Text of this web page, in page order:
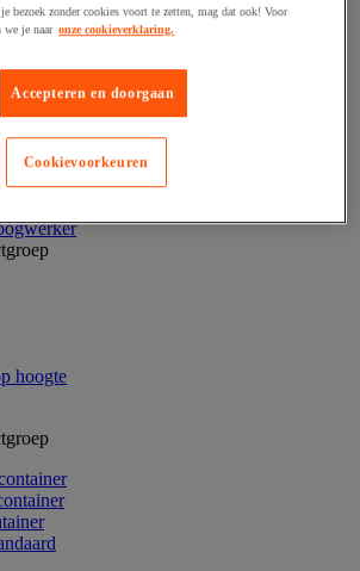
hoogte
bezoek zonder cookies voort te zetten, mag dat ook! Voor
we je naar onze cookieverklaring.
Accepteren en doorgaan
Cookievoorkeuren